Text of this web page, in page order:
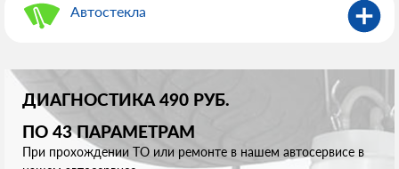
Автостекла
ДИАГНОСТИКА 490 РУБ.
ПО 43 ПАРАМЕТРАМ
При прохождении ТО или ремонте в нашем автосервисе в